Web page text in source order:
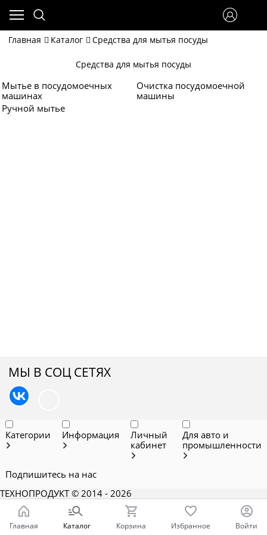
Главная Каталог Средства для мытья посуды
Средства для мытья посуды
Мытье в посудомоечных
машинах
Очистка посудомоечной
машины
Ручной мытье
МЫ В СОЦ СЕТЯХ
Категории Информация
Личный
кабинет
Для авто и
промышленности
Подпишитесь на нас
ТЕХНОПРОДУКТ© 2014 - 2026
Главная Каталог Корзина Избранное Войти